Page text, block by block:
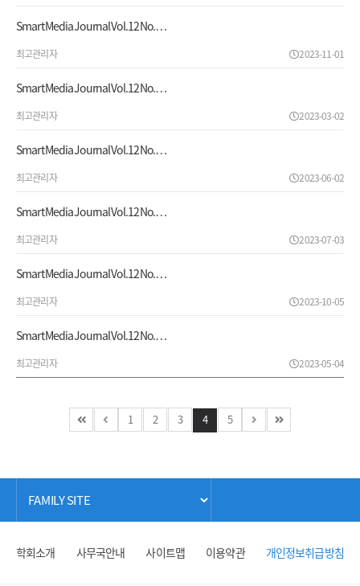
Smart Media Journal Vol.12 No.…
최고관리자 2023-11-01
Smart Media Journal Vol.12 No.…
최고관리자 2023-03-02
Smart Media Journal Vol.12 No.…
최고관리자 2023-06-02
Smart Media Journal Vol.12 No.…
최고관리자 2023-07-03
Smart Media Journal Vol.12 No.…
최고관리자 2023-10-05
Smart Media Journal Vol.12 No.…
최고관리자 2023-05-04
1 2 3 4 5
학회소개 사무국안내 사이트맵 이용약관 개인정보취급방침